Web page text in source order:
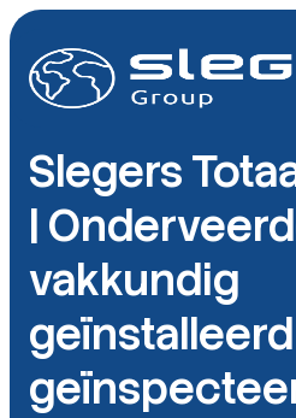
Slegers
|
vakkundig